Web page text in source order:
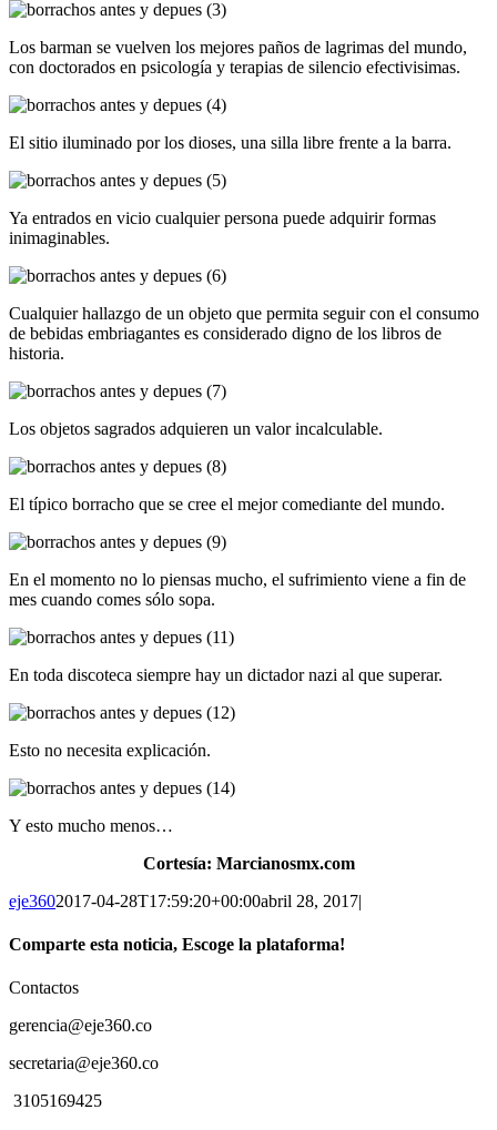
Los barman se vuelven los mejores paños de lagrimas del mundo,
con doctorados en psicología y terapias de silencio efectivisimas.
El sitio iluminado por los dioses, una silla libre frente a la barra.
Ya entrados en vicio cualquier persona puede adquirir formas
inimaginables.
Cualquier hallazgo de un objeto que permita seguir con el consumo
de bebidas embriagantes es considerado digno de los libros de
historia.
Los objetos sagrados adquieren un valor incalculable.
El típico borracho que se cree el mejor comediante del mundo.
En el momento no lo piensas mucho, el sufrimiento viene a fin de
mes cuando comes sólo sopa.
En toda discoteca siempre hay un dictador nazi al que superar.
Esto no necesita explicación.
Y esto mucho menos…
Cortesía: Marcianosmx.com
eje3602017-04-28T17:59:20+00:00abril 28, 2017|
Comparte esta noticia, Escoge la plataforma!
Facebook
Twitter
WhatsApp
Contactos
gerencia@eje360.co
secretaria@eje360.co
3105169425